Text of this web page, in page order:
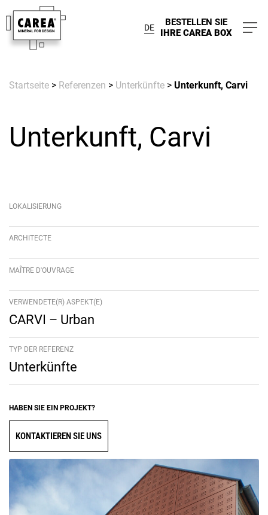
DE
BESTELLEN SIE
IHRE CAREA BOX
Startseite > Referenzen > Unterkünfte > Unterkunft, Carvi
Unterkunft, Carvi
LOKALISIERUNG
ARCHITECTE
MAÎTRE D'OUVRAGE
VERWENDETE(R) ASPEKT(E)
CARVI – Urban
TYP DER REFERENZ
Unterkünfte
HABEN SIE EIN PROJEKT?
KONTAKTIEREN SIE UNS